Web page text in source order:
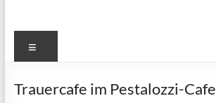
Trauercafe im Pestalozzi-Cafe